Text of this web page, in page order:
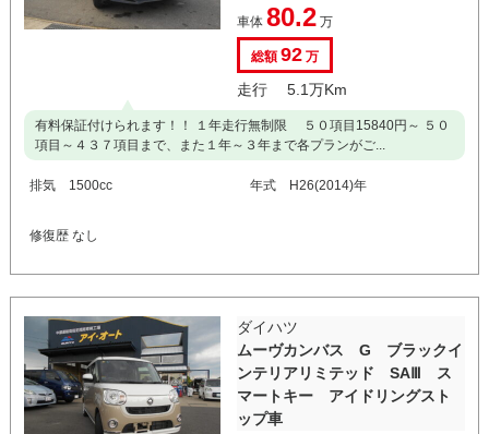
車体 80.2万
総額92万
走行 5.1万Km
有料保証付けられます！！ １年走行無制限 ５０項目15840円～ ５０
項目～４３７項目まで、また１年～３年まで各プランがご...
排気 1500cc 年式 H26(2014)年
修復歴 なし
ダイハツ
ムーヴカンバス G ブラックイ
ンテリアリミテッド SAⅢ ス
マートキー アイドリングスト
ップ車